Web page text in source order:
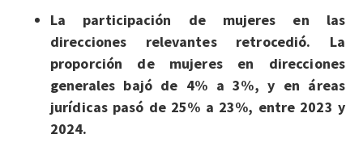
La participación de mujeres en las
direcciones relevantes retrocedió. La
proporción de mujeres en direcciones
generales bajó de 4% a 3%, y en áreas
jurídicas pasó de 25% a 23%, entre 2023 y
2024.